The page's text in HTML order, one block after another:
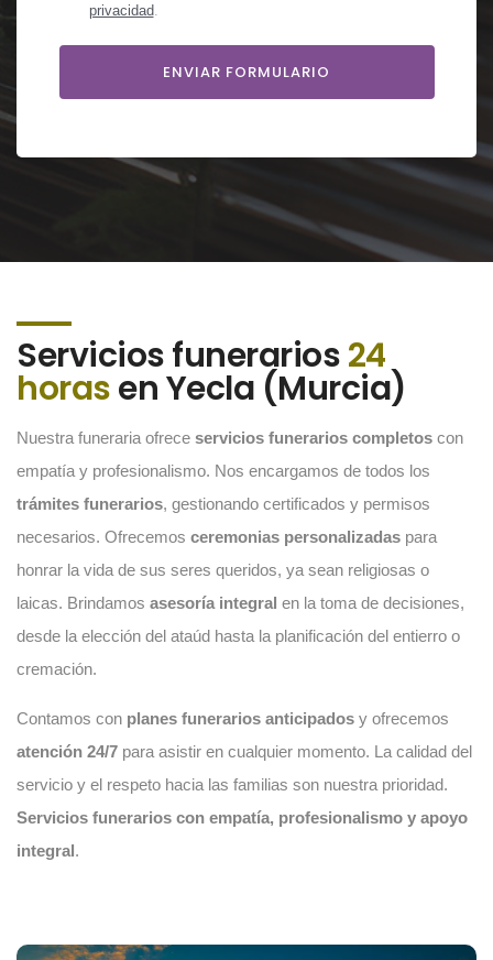
privacidad.
Servicios funerarios24
horasen Yecla (Murcia)
Nuestra funeraria ofrece servicios funerarios completos con
empatía y profesionalismo. Nos encargamos de todos los
trámites funerarios, gestionando certificados y permisos
necesarios. Ofrecemos ceremonias personalizadas para
honrar la vida de sus seres queridos, ya sean religiosas o
laicas. Brindamos asesoría integral en la toma de decisiones,
desde la elección del ataúd hasta la planificación del entierro o
cremación.
Contamos con planes funerarios anticipados y ofrecemos
atención 24/7 para asistir en cualquier momento. La calidad del
servicio y el respeto hacia las familias son nuestra prioridad.
Servicios funerarios con empatía, profesionalismo y apoyo
integral.